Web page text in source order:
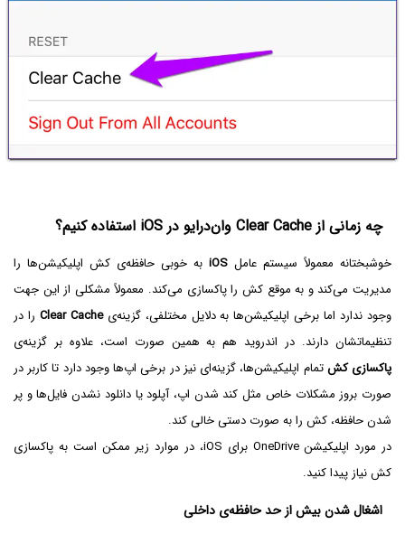
چه زمانی از Clear Cache وان‌درایو در iOS استفاده کنیم؟
خوشبختانه معمولاً سیستم عامل iOS به خوبی حافظه‌ی کش اپلیکیشن‌ها را
مدیریت می‌کند و به موقع کش را پاکسازی می‌کند. معمولاً مشکلی از این جهت
وجود ندارد اما برخی اپلیکیشن‌ها به دلایل مختلفی، گزینه‌یClear Cache را در
تنظیماتشان دارند. در اندروید هم به همین صورت است، علاوه بر گزینه‌ی
پاکسازی کشتمام اپلیکیشن‌ها، گزینه‌ای نیز در برخی اپ‌ها وجود دارد تا کاربر در
صورت بروز مشکلات خاص مثل کند شدن اپ، آپلود یا دانلود نشدن فایل‌ها و پر
شدن حافظه، کش را به صورت دستی خالی کند.
در مورد اپلیکیشن OneDrive برای iOS، در موارد زیر ممکن است به پاکسازی
کش نیاز پیدا کنید.
اشغال شدن بیش از حد حافظه‌ی داخلی